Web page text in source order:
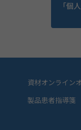
「個
資材オンライン
製品患者指導箋